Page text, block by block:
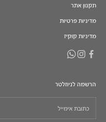
תקנון אתר
מדיניות פרטיות
מדיניות קוקיז
הרשמה לניוזלטר